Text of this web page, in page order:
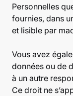
Personnelles
fournies, dans
et lisible par
Vous avez
données ou de
à un autre
Ce droit ne